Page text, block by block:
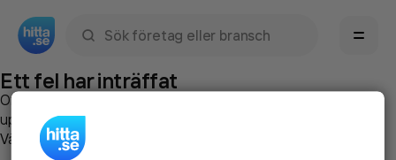
Ett fel har inträffat
Om du vill kan du
uppstod så att vi lättare och snabbare kan avhjälpa det.
Vänligen försök med följande: